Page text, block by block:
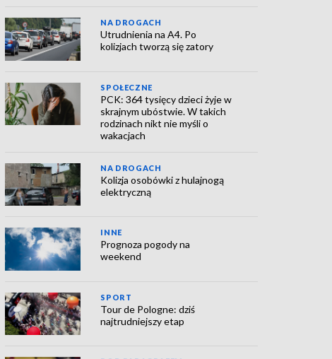
NA DROGACH
Utrudnienia na A4. Po
kolizjach tworzą się zatory
SPOŁECZNE
PCK: 364 tysięcy dzieci żyje w
skrajnym ubóstwie. W takich
rodzinach nikt nie myśli o
wakacjach
NA DROGACH
Kolizja osobówki z hulajnogą
elektryczną
INNE
Prognoza pogody na
weekend
SPORT
Tour de Pologne: dziś
najtrudniejszy etap